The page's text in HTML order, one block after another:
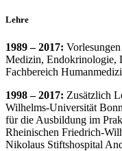
Lehre
1989 – 2017:
Medizin, Endokrinologie,
Fachbereich
1998 – 2017: Zusätzlich
Wilhelms-Universität
für die Ausbildung im
Rheinischen Friedrich-
Nikolaus Stiftshospital